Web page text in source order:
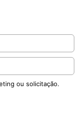
ou solicitação.